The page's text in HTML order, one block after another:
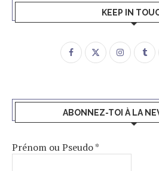
KEEP IN
ABONNEZ-TOI À LA
Prénom ou Pseudo*